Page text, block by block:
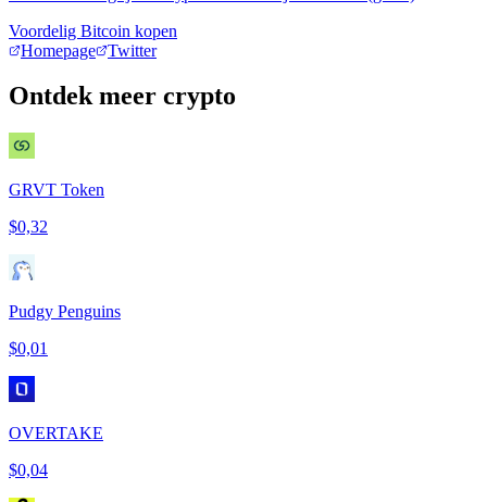
Voordelig Bitcoin kopen
Homepage
Twitter
Ontdek meer crypto
GRVT Token
$0,32
Pudgy Penguins
$0,01
OVERTAKE
$0,04